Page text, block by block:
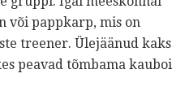
või pappkarp, mis on
treener. Ülejäänud kaks
peavad tõmbama kauboi